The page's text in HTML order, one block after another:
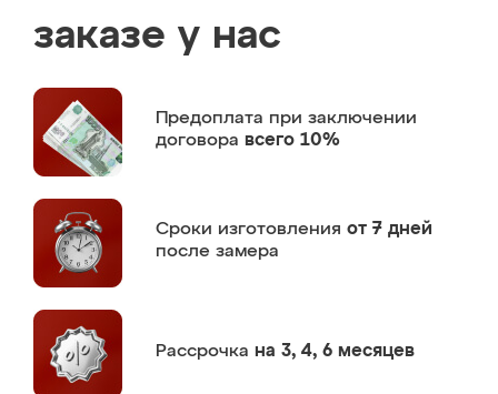
заказе у нас
Предоплата при заключении
договора всего 10%
Сроки изготовления от 7 дней
после замера
Рассрочка на 3, 4, 6 месяцев